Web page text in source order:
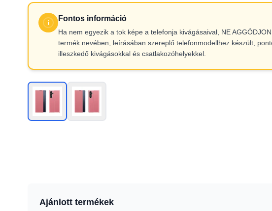
Fontos információ
Ha nem egyezik a tok képe a telefonja kivágásaival, NE
termék nevében, leírásában szereplő telefonmodellhez készült,
illeszkedő kivágásokkal és csatlakozóhelyekkel.
Ajánlott termékek